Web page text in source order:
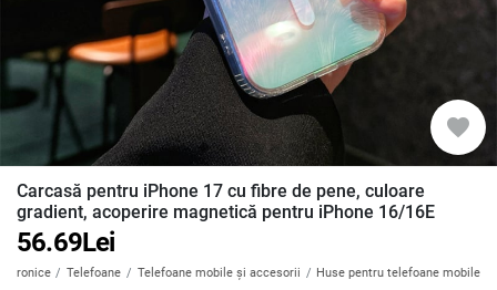
favorite
Carcasă pentru iPhone 17 cu fibre de pene, culoare
gradient, acoperire magnetică pentru iPhone 16/16E
56.69Lei
Telefoane Telefoane mobile și accesorii Huse pentru telefoane mobile